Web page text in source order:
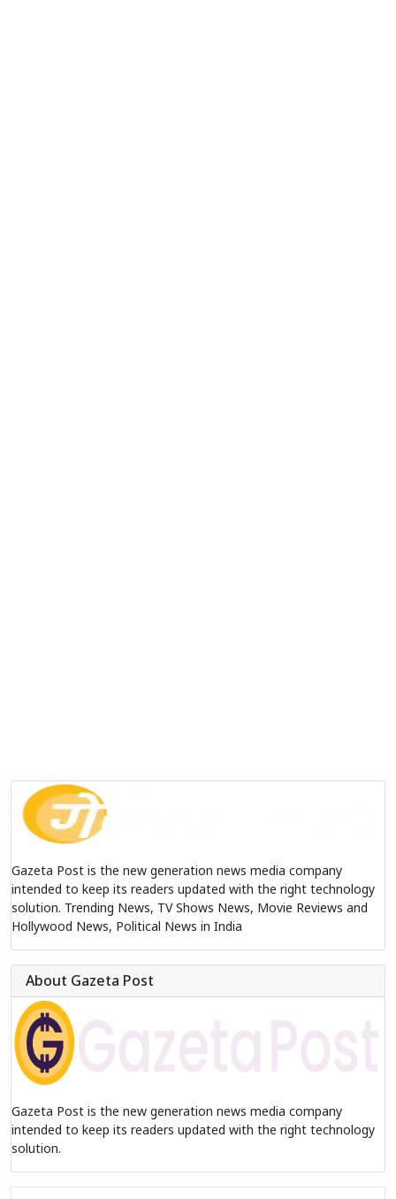
Gazeta Post is the new generation news media company
intended to keep its readers updated with the right technology
solution. Trending News, TV Shows News, Movie Reviews and
Hollywood News, Political News in India
About Gazeta Post
Gazeta Post is the new generation news media company
intended to keep its readers updated with the right technology
solution.